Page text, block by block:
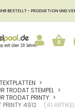
BESTELLT - PRODUKTION UND
0
TRODAT STEMPEL
TRODAT PRINTY
PRINTY 4912
(41